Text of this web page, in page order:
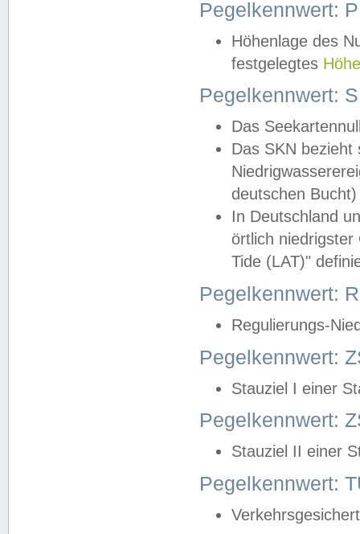
Pegelkennwert:
Höhenlage des
festgelegtes
Pegelkennwert:
Das
Das SKN
deutschen
In Deutschland
örtlich
Tide (LAT)"
Pegelkennwert:
Regulierungs-
Pegelkennwert:
Stauziel I einer
Pegelkennwert:
Stauziel II einer
Pegelkennwert: